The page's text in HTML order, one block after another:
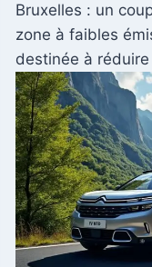
Bruxelles : un
zone à faibles
destinée à